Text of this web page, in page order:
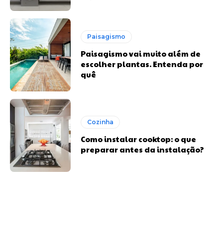
Paisagismo
Paisagismo vai muito além de
escolher plantas. Entenda por
quê
Cozinha
Como instalar cooktop: o que
preparar antes da instalação?